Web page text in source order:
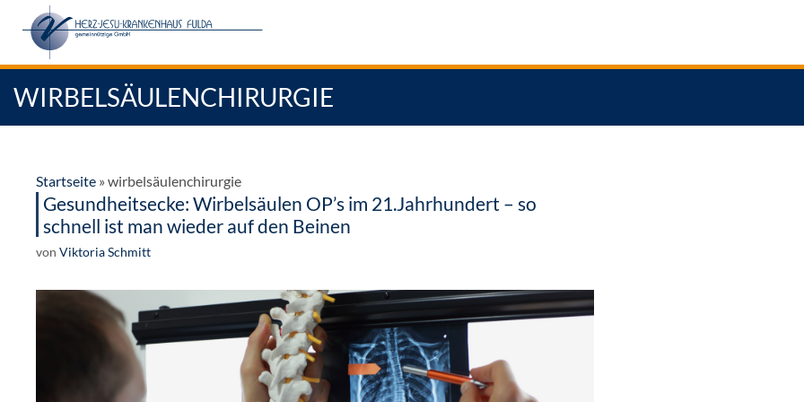
Inhalt
springen
WIRBELSÄULENCHIRURGIE
Startseite » wirbelsäulenchirurgie
Gesundheitsecke: Wirbelsäulen OP’s im 21.Jahrhundert – so
schnell ist man wieder auf den Beinen
von Viktoria Schmitt